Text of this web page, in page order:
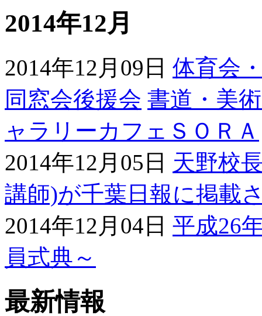
2014年12月
2014年12月09日 体育会
同窓会後援会 書道・美
ャラリーカフェＳＯＲＡ
2014年12月05日 天野校
講師)が千葉日報に掲載
2014年12月04日 平成26
員式典～
最新情報